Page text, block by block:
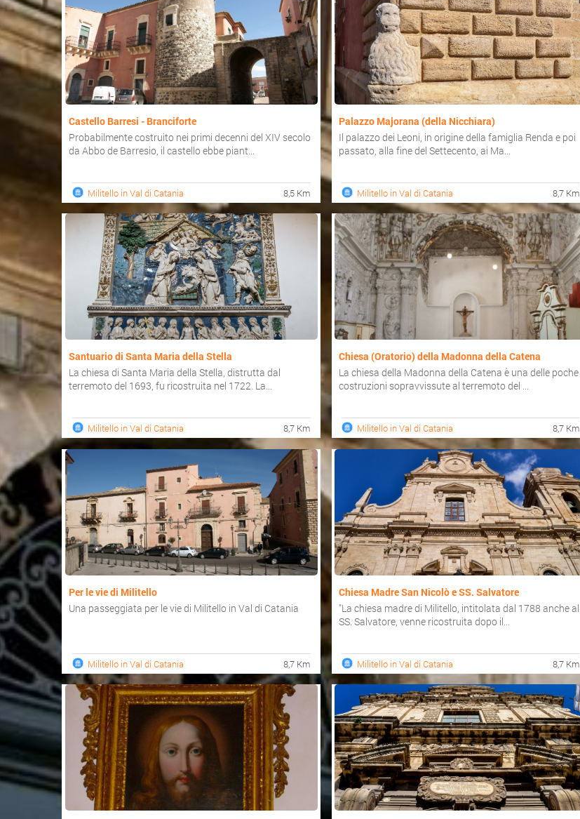
Castello Barresi - Branciforte
Probabilmente costruito nei primi decenni del XIV secolo
da Abbo de Barresio, il castello ebbe piant...
Militello in Val di Catania 8,5 Km
Palazzo Majorana (della Nicchiara)
Il palazzo dei Leoni, in origine della famiglia Renda e poi
passato, alla fine del Settecento, ai Ma...
Militello in Val di Catania 8,7 Km
Santuario di Santa Maria della Stella
La chiesa di Santa Maria della Stella, distrutta dal
terremoto del 1693, fu ricostruita nel 1722. La...
Militello in Val di Catania 8,7 Km
Chiesa (Oratorio) della Madonna della Catena
La chiesa della Madonna della Catena è una delle poche
costruzioni sopravvissute al terremoto del ...
Militello in Val di Catania 8,7 Km
Per le vie di Militello
Una passeggiata per le vie di Militello in Val di Catania
Militello in Val di Catania 8,7 Km
Chiesa Madre San Nicolò e SS. Salvatore
"La chiesa madre di Militello, intitolata dal 1788 anche al
SS. Salvatore, venne ricostruita dopo il...
Militello in Val di Catania 8,7 Km